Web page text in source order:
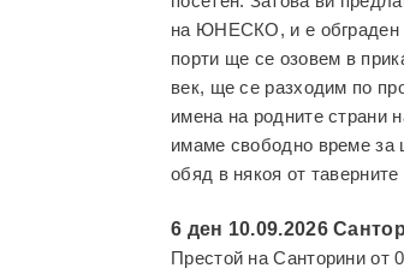
на ЮНЕСКО, и е обграден
порти ще се озовем в
век, ще се разходим по
имена на родните страни
имаме свободно време за
обяд в някоя от таверните
6 ден 10.09.2026
Престой на Санторини от